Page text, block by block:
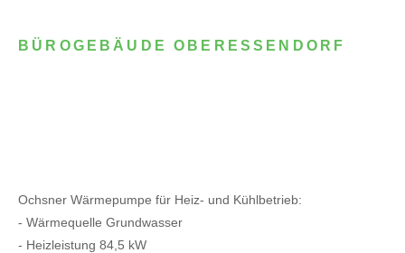
BÜROGEBÄUDE OBERESSENDORF
Ochsner Wärmepumpe für Heiz- und Kühlbetrieb:
- Wärmequelle Grundwasser
- Heizleistung 84,5 kW